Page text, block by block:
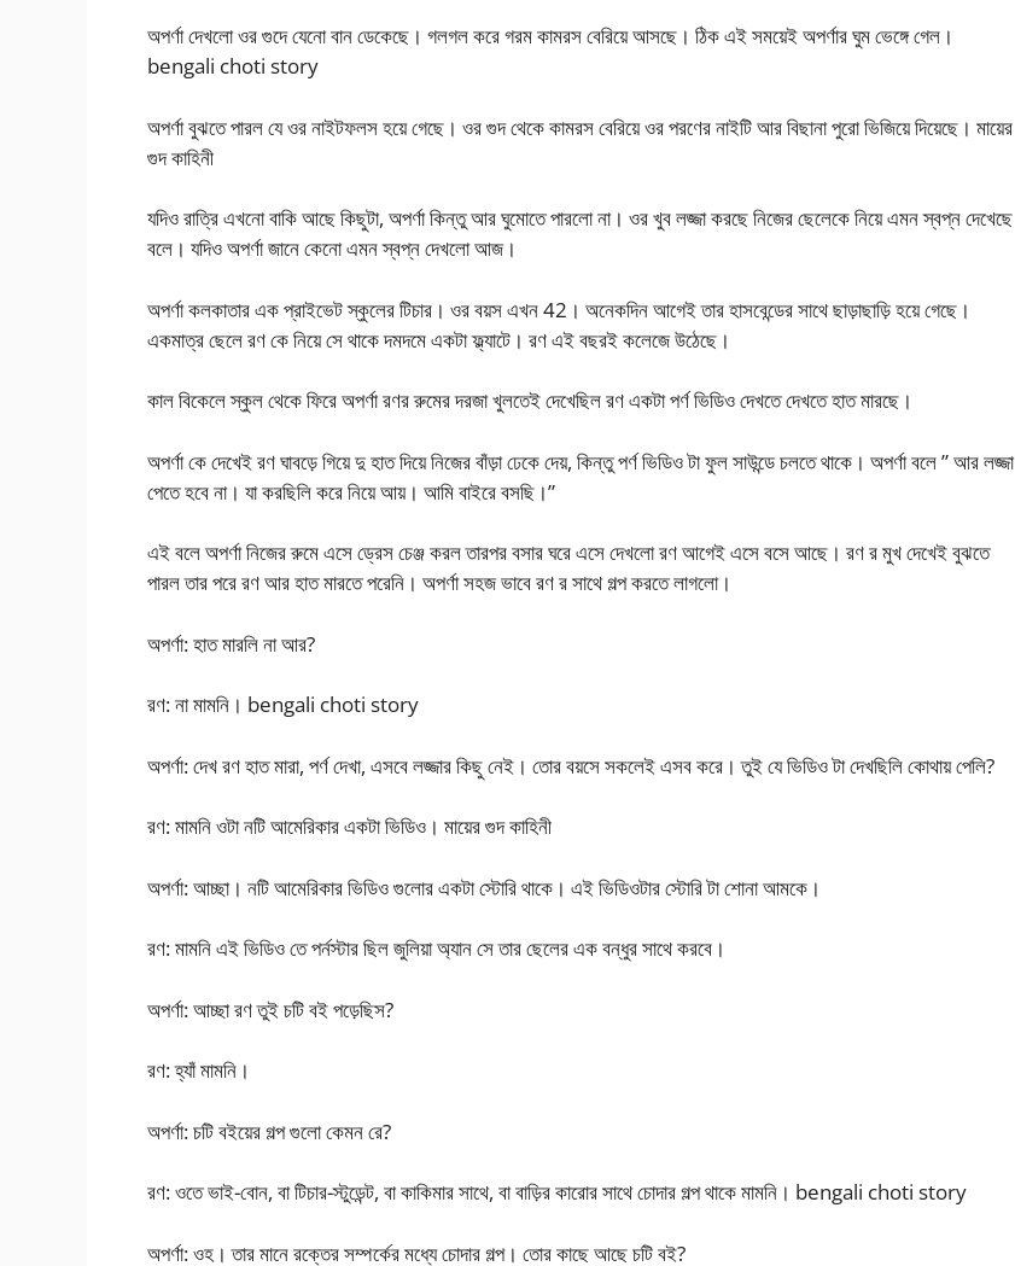
অপর্ণা দেখলো ওর গুদে যেনো বান ডেকেছে। গলগল করে গরম কামরস বেরিয়ে আসছে। ঠিক এই সময়েই অপর্ণার ঘুম ভেঙ্গে গেল।
bengali choti story
অপর্ণা বুঝতে পারল যে ওর নাইটফলস হয়ে গেছে। ওর গুদ থেকে কামরস বেরিয়ে ওর পরণের নাইটি আর বিছানা পুরো ভিজিয়ে দিয়েছে। মায়ের
গুদ কাহিনী
যদিও রাত্রি এখনো বাকি আছে কিছুটা, অপর্ণা কিন্তু আর ঘুমোতে পারলো না। ওর খুব লজ্জা করছে নিজের ছেলেকে নিয়ে এমন স্বপ্ন দেখেছে
বলে। যদিও অপর্ণা জানে কেনো এমন স্বপ্ন দেখলো আজ।
অপর্ণা কলকাতার এক প্রাইভেট স্কুলের টিচার। ওর বয়স এখন 42। অনেকদিন আগেই তার হাসবেন্ডের সাথে ছাড়াছাড়ি হয়ে গেছে।
একমাত্র ছেলে রণ কে নিয়ে সে থাকে দমদমে একটা ফ্ল্যাটে। রণ এই বছরই কলেজে উঠেছে।
কাল বিকেলে স্কুল থেকে ফিরে অপর্ণা রণর রুমের দরজা খুলতেই দেখেছিল রণ একটা পর্ণ ভিডিও দেখতে দেখতে হাত মারছে।
অপর্ণা কে দেখেই রণ ঘাবড়ে গিয়ে দু হাত দিয়ে নিজের বাঁড়া ঢেকে দেয়, কিন্তু পর্ণ ভিডিও টা ফুল সাউন্ডে চলতে থাকে। অপর্ণা বলে ” আর লজ্জা
পেতে হবে না। যা করছিলি করে নিয়ে আয়। আমি বাইরে বসছি।”
এই বলে অপর্ণা নিজের রুমে এসে ড্রেস চেঞ্জ করল তারপর বসার ঘরে এসে দেখলো রণ আগেই এসে বসে আছে। রণ র মুখ দেখেই বুঝতে
পারল তার পরে রণ আর হাত মারতে পরেনি। অপর্ণা সহজ ভাবে রণ র সাথে গল্প করতে লাগলো।
অপর্ণা: হাত মারলি না আর?
রণ: না মামনি। bengali choti story
অপর্ণা: দেখ রণ হাত মারা, পর্ণ দেখা, এসবে লজ্জার কিছু নেই। তোর বয়সে সকলেই এসব করে। তুই যে ভিডিও টা দেখছিলি কোথায় পেলি?
রণ: মামনি ওটা নটি আমেরিকার একটা ভিডিও। মায়ের গুদ কাহিনী
অপর্ণা: আচ্ছা। নটি আমেরিকার ভিডিও গুলোর একটা স্টোরি থাকে। এই ভিডিওটার স্টোরি টা শোনা আমকে।
রণ: মামনি এই ভিডিও তে পর্নস্টার ছিল জুলিয়া অ্যান সে তার ছেলের এক বন্ধুর সাথে করবে।
অপর্ণা: আচ্ছা রণ তুই চটি বই পড়েছিস?
রণ: হ্যাঁ মামনি।
অপর্ণা: চটি বইয়ের গল্প গুলো কেমন রে?
রণ: ওতে ভাই-বোন, বা টিচার-স্টুডেন্ট, বা কাকিমার সাথে, বা বাড়ির কারোর সাথে চোদার গল্প থাকে মামনি। bengali choti story
অপর্ণা: ওহ। তার মানে রক্তের সম্পর্কের মধ্যে চোদার গল্প। তোর কাছে আছে চটি বই?